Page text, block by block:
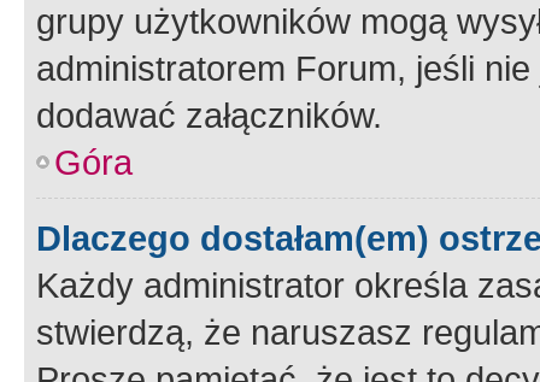
grupy użytkowników mogą
administratorem Forum, jeśli
dodawać załączników.
Góra
Dlaczego dostałam(em)
Każdy administrator określa
stwierdzą, że naruszasz